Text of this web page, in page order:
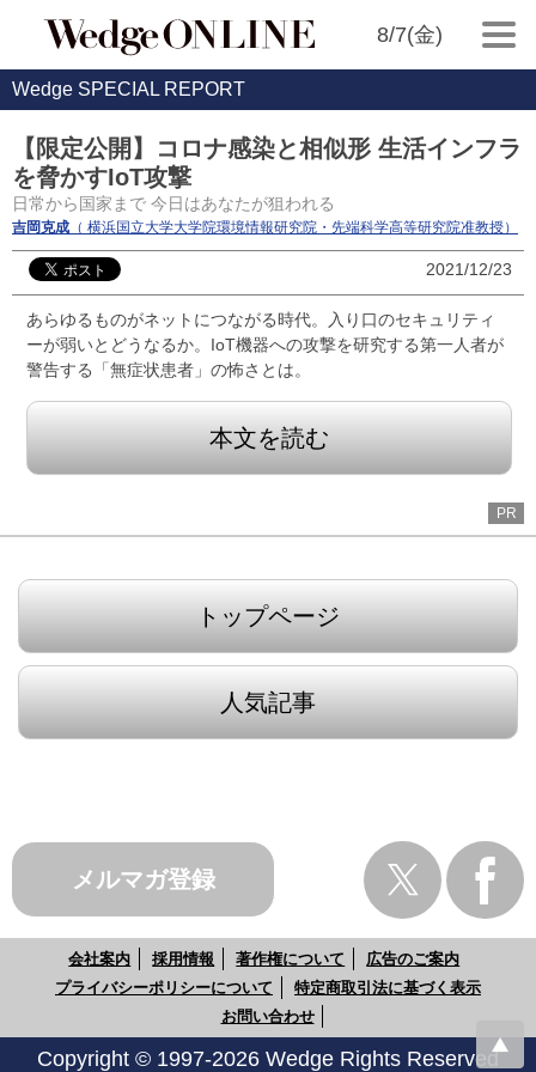
8/7(金)
Wedge SPECIAL REPORT
【限定公開】コロナ感染と相似形 生活インフラ
を脅かすIoT攻撃
日常から国家まで 今日はあなたが狙われる
吉岡克成 （ 横浜国立大学大学院環境情報研究院・先端科学高等研究院准教授）
2021/12/23
あらゆるものがネットにつながる時代。入り口のセキュリティ
ーが弱いとどうなるか。IoT機器への攻撃を研究する第一人者が
警告する「無症状患者」の怖さとは。
本文を読む
PR
トップページ
人気記事
メルマガ登録
会社案内 採用情報 著作権について
広告のご案内
プライバシーポリシーについて
特定商取引法に基づく表示
お問い合わせ
Copyright © 1997-2026 Wedge Rights Reserved